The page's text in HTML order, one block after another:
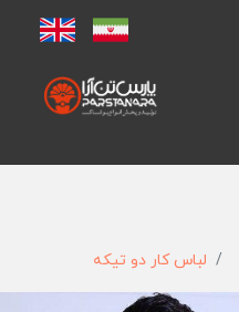
لباس کار دو تیکه